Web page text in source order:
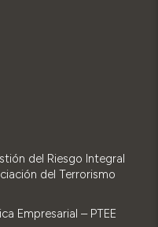
del Riesgo Integral
del Terrorismo
Empresarial – PTEE